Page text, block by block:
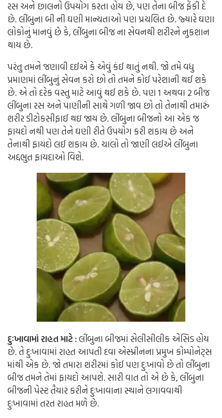
રસ અને છાલનો ઉપયોગ કરતા હોય છે, પણ તેના બીજ ફેંકી દે
છે. લીંબુના બી ની ઘણી માન્યતાઓ પણ પ્રચલિત છે. જ્યારે ઘણા
લોકોનું માનવું છે કે, લીંબુના બીજ ના સેવનથી શરીરને નુકશાન
થાય છે.
પરંતુ તમને જણાવી દઈએ કે એવું કંઈ થાતું નથી. જો તમે વધુ
પ્રમાણમાં લીંબુનું સેવન કરો છો તો તમને કોઈ પરેશાની થઈ શકે
છે. એ તો દરેક વસ્તુ માટે આવું થઈ શકે છે. પણ 1 અથવા 2 બીજ
લીંબુના રસ અને પાણીની સાથે ગળી જાવ છો તો તેનાથી તમારું
શરીર ડીટોકસીફાઈ થઇ જાય છે. લીંબુના બીજનો આ એક જ
ફાયદો નથી પણ તેને ઘણી રીતે ઉપયોગ કરી શકાય છે અને
તેનાથી ફાયદો લઈ શકાય છે. ચાલો તો જાણી લઈએ લીંબુના
અદ્દભુત ફાયદાઓ વિશે.
દુઃખાવામાં રાહત માટે :લીંબુના બીજમાં સેલીસીલીક એસિડ હોય
છે. તે દુઃખાવામાં રાહત આપતી દવા એસ્પ્રીનના પ્રમુખ કોમ્પોનેટ્સ
માંથી એક છે. જો તમારા શરીરમાં કોઈ પણ દુઃખાવો છે તો લીંબુના
બીજ તમને તેમાં ફાયદો આપશે. સારી વાત તો એ છે કે, લીંબુના
બીજની પેસ્ટ તૈયાર કરીને દુઃખાવાના સ્થાને લગાવવાથી
દુઃખાવામાં તરત રાહત મળે છે.